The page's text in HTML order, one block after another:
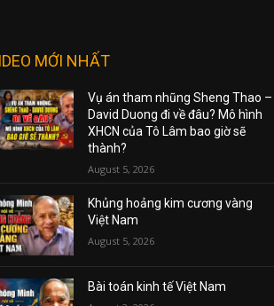
MỚI NHẤT
Vụ án tham nhũng Sheng Thao –
David Duong đi về đâu? Mô hình
XHCN của Tô Lâm bao giờ sẽ
thành?
August 5, 2026
Khủng hoảng kim cương vàng
Việt Nam
August 5, 2026
Bài toán kinh tế Việt Nam